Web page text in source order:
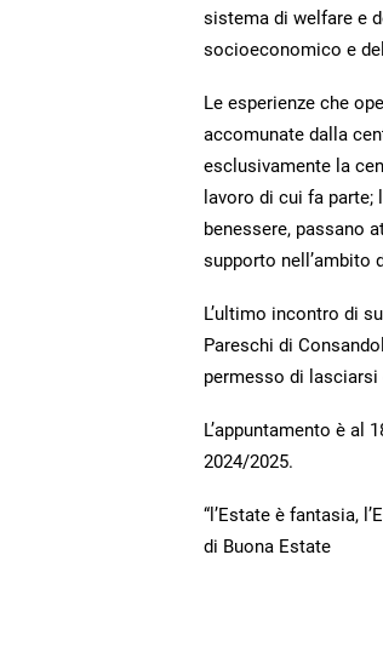
sistema di welfare e
socioeconomico e
Le esperienze che
accomunate dalla
esclusivamente la
lavoro di cui fa
benessere, passano
supporto nell’ambito
L’ultimo incontro di
Pareschi di
permesso di lasciarsi
L’appuntamento è al
2024/2025.
“l’Estate è fantasia,
di Buona Estate